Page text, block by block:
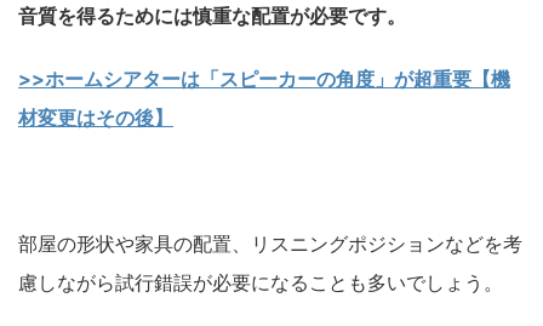
音質を得るためには慎重な配置が必要です。
>>ホームシアターは「スピーカーの角度」が超重要【機
材変更はその後】
部屋の形状や家具の配置、リスニングポジションなどを考
慮しながら試行錯誤が必要になることも多いでしょう。